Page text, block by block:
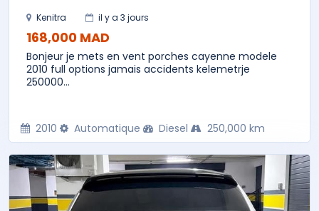
Kenitra il y a 3 jours
168,000 MAD
Bonjeur je mets en vent porches cayenne modele
2010 full options jamais accidents kelemetrje
250000...
2010 Automatique Diesel 250,000 km